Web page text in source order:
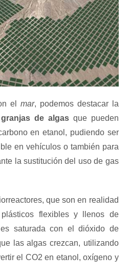
el mar, podemos destacar la
granjas de algasque pueden
en etanol, pudiendo ser
en vehículos o también para
la sustitución del uso de gas
que son en realidad
flexibles y llenos de
saturada con el dióxido de
las algas crezcan, utilizando
el CO2 en etanol, oxígeno y